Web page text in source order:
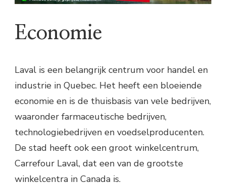
Economie
Laval is een belangrijk centrum voor handel en
industrie in Quebec. Het heeft een bloeiende
economie en is de thuisbasis van vele bedrijven,
waaronder farmaceutische bedrijven,
technologiebedrijven en voedselproducenten.
De stad heeft ook een groot winkelcentrum,
Carrefour Laval, dat een van de grootste
winkelcentra in Canada is.